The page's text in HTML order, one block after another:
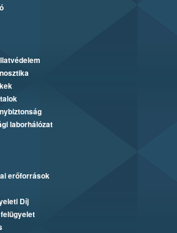
laborhálózat
erőforrások
Díj